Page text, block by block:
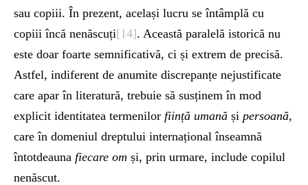
sau copiii. În prezent, același lucru se întâmplă cu
copiii încă nenăscuți[14]. Această paralelă istorică nu
este doar foarte semnificativă, ci și extrem de precisă.
Astfel, indiferent de anumite discrepanțe nejustificate
care apar în literatură, trebuie să susținem în mod
explicit identitatea termenilor ființă umană și persoană,
care în domeniul dreptului internațional înseamnă
întotdeauna fiecare om și, prin urmare, include copilul
nenăscut.